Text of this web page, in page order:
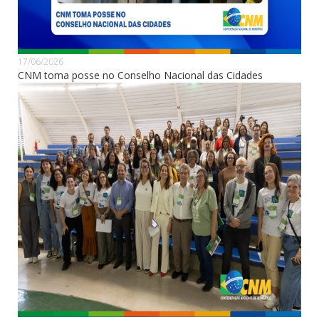
17/06/2026
CNM toma posse no Conselho Nacional das Cidades